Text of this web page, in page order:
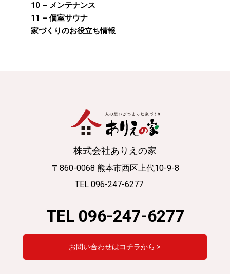
10 – メンテナンス
11 – 個室サウナ
家づくりのお役立ち情報
株式会社ありえの家
〒860-0068 熊本市西区上代10-9-8
TEL 096-247-6277
TEL 096-247-6277
お問い合わせはコチラから >